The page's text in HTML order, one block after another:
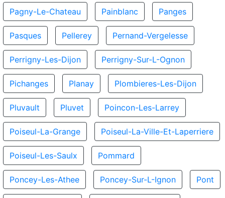
Pagny-Le-Chateau Painblanc Panges
Pasques Pellerey Pernand-Vergelesse
Perrigny-Les-Dijon Perrigny-Sur-L-Ognon
Pichanges Planay Plombieres-Les-Dijon
Pluvault Pluvet Poincon-Les-Larrey
Poiseul-La-Grange Poiseul-La-Ville-Et-Laperriere
Poiseul-Les-Saulx Pommard
Poncey-Les-Athee Poncey-Sur-L-Ignon Pont